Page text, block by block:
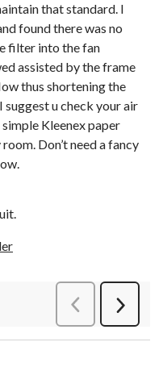
that standard. I
found there was no
filter into the fan
assisted by the frame
thus shortening the
suggest u check your air
Kleenex paper
Don’t need a fancy
Suivant